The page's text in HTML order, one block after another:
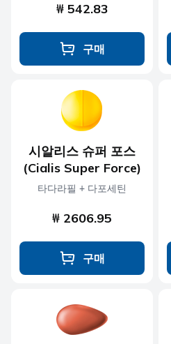
₩ 542.83
구매
시알리스 슈퍼 포스
(Cialis Super Force)
타다라필 + 다포세틴
₩ 2606.95
구매